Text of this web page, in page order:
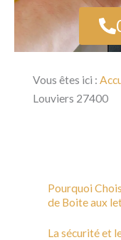
Vous êtes ici :
Louviers 27400
Pourquoi
de Boite aux
La sécurité et